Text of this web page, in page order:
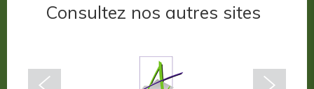
Consultez nos autres sites